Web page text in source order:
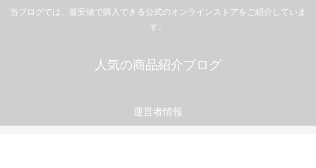
当ブログでは、最安値で購入できる公式のオンラインストアをご紹介していま
す。
人気の商品紹介ブログ
運営者情報